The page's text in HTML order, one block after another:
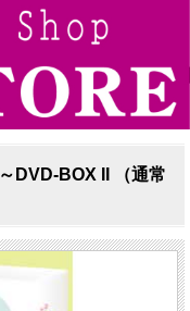
DVD-BOX II （通常